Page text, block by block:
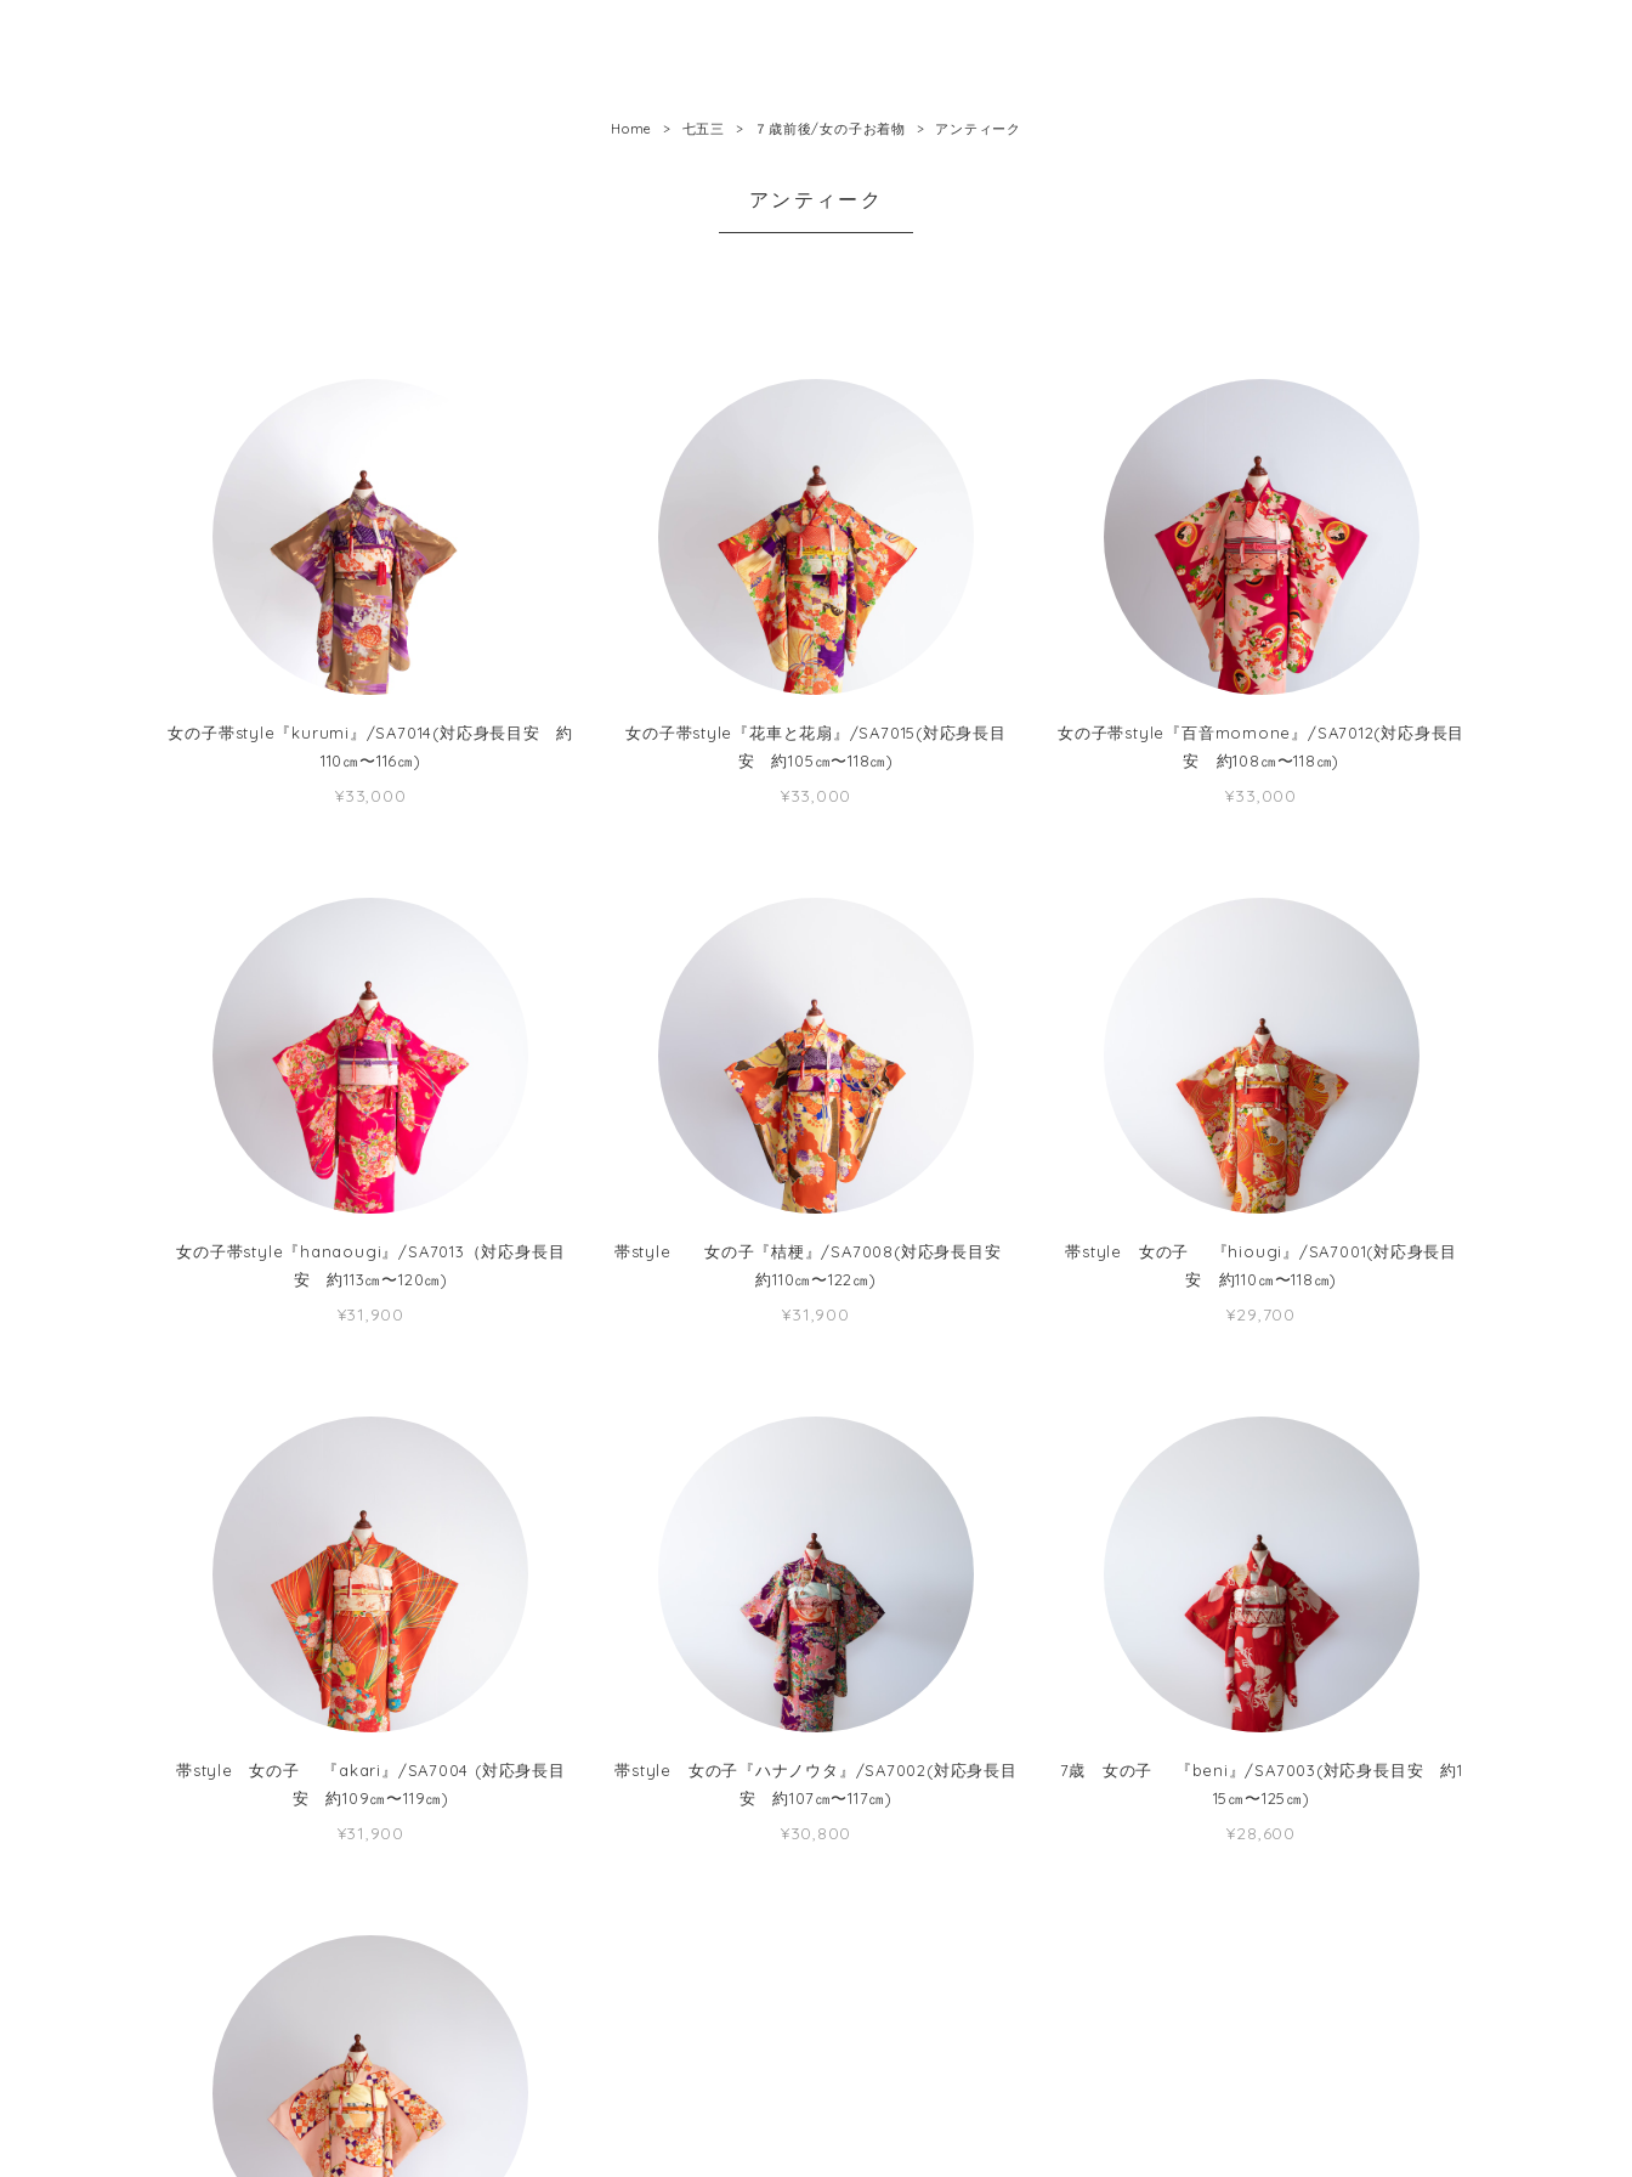
Home 七五三 ７歳前後/女の子お着物 アンティーク
アンティーク
女の子帯style『kurumi』/SA7014(対応身長目安 約
110㎝〜116㎝)
¥33,000
女の子帯style『花車と花扇』/SA7015(対応身長目
安 約105㎝〜118㎝)
¥33,000
女の子帯style『百音momone』/SA7012(対応身長目
安 約108㎝〜118㎝)
¥33,000
女の子帯style『hanaougi』/SA7013（対応身長目
安 約113㎝〜120㎝)
¥31,900
帯style 女の子『桔梗』/SA7008(対応身長目安
約110㎝〜122㎝)
¥31,900
帯style 女の子 『hiougi』/SA7001(対応身長目
安 約110㎝〜118㎝)
¥29,700
帯style 女の子 『akari』/SA7004 (対応身長目
安 約109㎝〜119㎝)
¥31,900
帯style 女の子『ハナノウタ』/SA7002(対応身長目
安 約107㎝〜117㎝)
¥30,800
7歳 女の子 『beni』/SA7003(対応身長目安 約1
15㎝〜125㎝)
¥28,600